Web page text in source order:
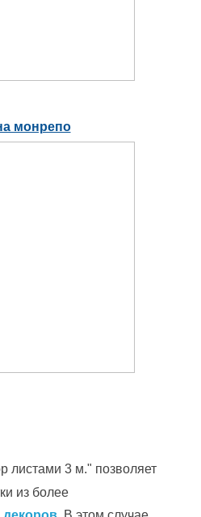
монрепо
листами 3 м." позволяет
из более